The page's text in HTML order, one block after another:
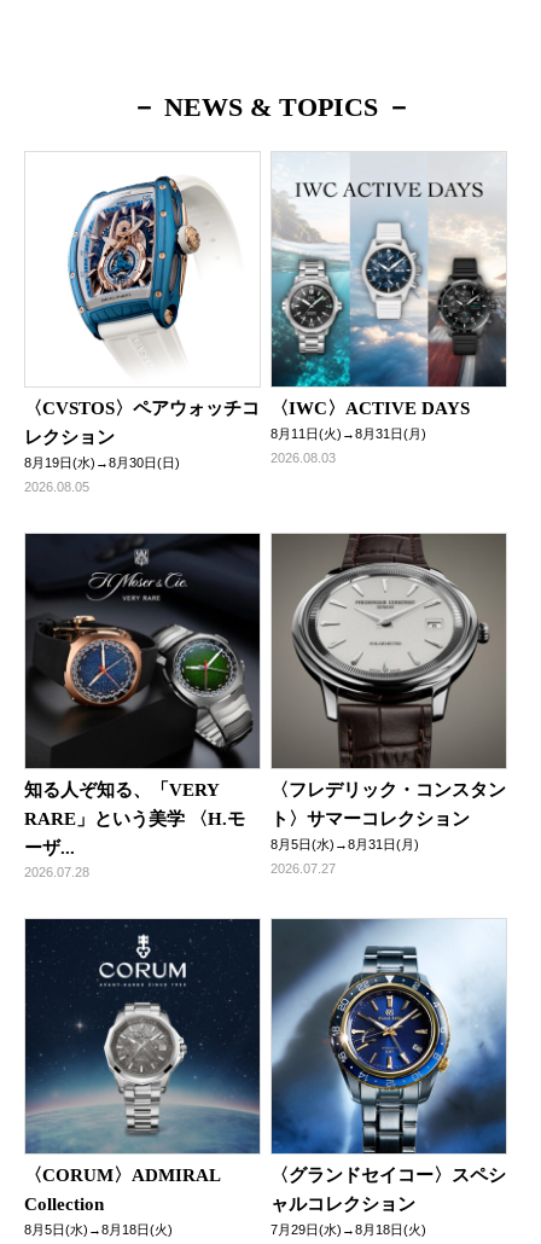
－ NEWS & TOPICS －
〈CVSTOS〉ペアウォッチコ
レクション
8月19日(水)→8月30日(日)
2026.08.05
〈IWC〉ACTIVE DAYS
8月11日(火)→8月31日(月)
2026.08.03
知る人ぞ知る、「VERY
RARE」という美学 〈H.モ
ーザ...
2026.07.28
〈フレデリック・コンスタン
ト〉サマーコレクション
8月5日(水)→8月31日(月)
2026.07.27
〈CORUM〉ADMIRAL
Collection
8月5日(水)→8月18日(火)
〈グランドセイコー〉スペシ
ャルコレクション
7月29日(水)→8月18日(火)